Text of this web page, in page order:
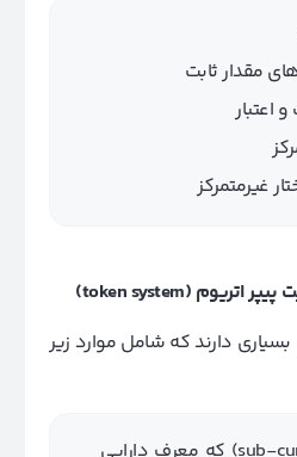
مقدار ثابت
غیرمتمرکز
اتریوم (token system)
دارند که شامل موارد زیر